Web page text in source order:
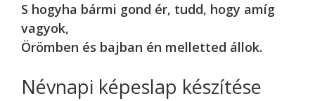
S hogyha bármi gond ér, tudd, hogy amíg
vagyok,
Örömben és bajban én melletted állok.
Névnapi képeslap készítése